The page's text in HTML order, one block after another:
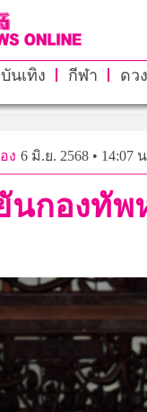
บันเทิง กีฬา ดว
ง 6 มิ.ย. 2568 • 14:07
กองทัพ